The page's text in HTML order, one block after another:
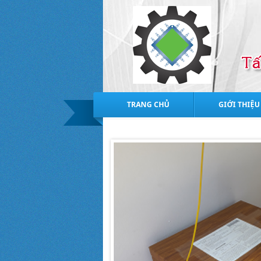
TRANG CHỦ GIỚI THIỆU